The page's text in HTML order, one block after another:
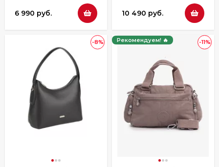
6 990 руб. 10 490 руб.
-8% -11%
Рекомендуем! 🔥